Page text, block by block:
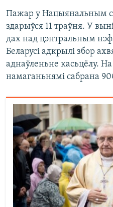
Пажар у Нацыянальным
здарыўся 11 траўня. У
дах над цэнтральным
Беларусі адкрылі збор
аднаўленьне касьцёлу.
намаганьнямі сабрана